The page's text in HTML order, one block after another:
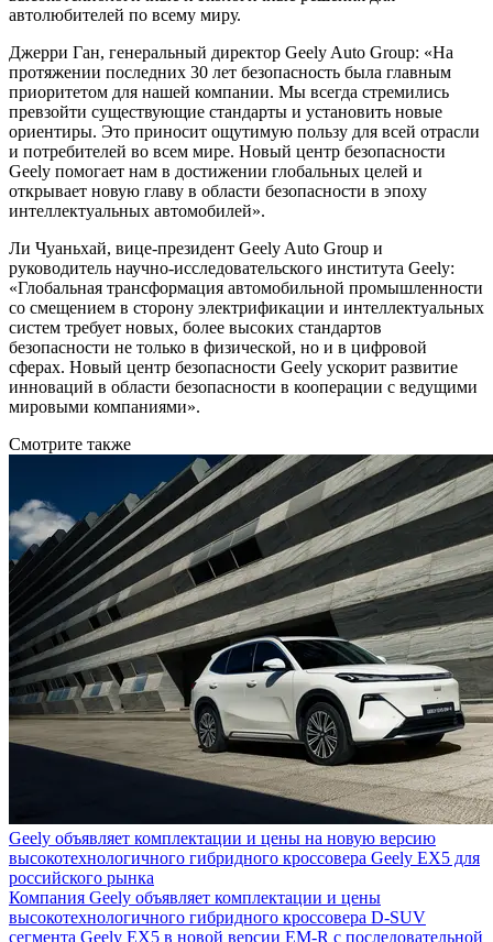
автолюбителей по всему миру.
Джерри Ган, генеральный директор Geely Auto Group: «На
протяжении последних 30 лет безопасность была главным
приоритетом для нашей компании. Мы всегда стремились
превзойти существующие стандарты и установить новые
ориентиры. Это приносит ощутимую пользу для всей отрасли
и потребителей во всем мире. Новый центр безопасности
Geely помогает нам в достижении глобальных целей и
открывает новую главу в области безопасности в эпоху
интеллектуальных автомобилей».
Ли Чуаньхай, вице-президент Geely Auto Group и
руководитель научно-исследовательского института Geely:
«Глобальная трансформация автомобильной промышленности
со смещением в сторону электрификации и интеллектуальных
систем требует новых, более высоких стандартов
безопасности не только в физической, но и в цифровой
сферах. Новый центр безопасности Geely ускорит развитие
инноваций в области безопасности в кооперации с ведущими
мировыми компаниями».
Смотрите также
Geely объявляет комплектации и цены на новую версию
высокотехнологичного гибридного кроссовера Geely EX5 для
российского рынка
Компания Geely объявляет комплектации и цены
высокотехнологичного гибридного кроссовера D-SUV
сегмента Geely EX5 в новой версии EM-R с последовательной